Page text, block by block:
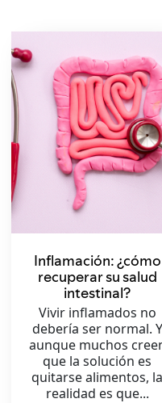
Inflamación: ¿cómo
recuperar su salud
intestinal?
Vivir inflamados no
debería ser normal. Y
aunque muchos
que la solución es
quitarse alimentos, la
realidad es que...